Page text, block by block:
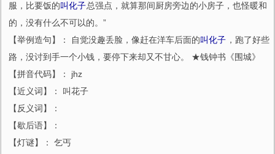
服，比要饭的叫化子总强点，就算那间厨房旁边的小房子，也怪暖和
的，没有什么不可以的。”
【举例造句】： 自觉没趣丢脸，像赶在洋车后面的叫化子 ，跑了好些
路，没讨到手一个小钱，要停下来却又不甘心。 ★钱钟书《围城》
【拼音代码】： jhz
【近义词】： 叫花子
【反义词】：
【歇后语】：
【灯谜】： 乞丐